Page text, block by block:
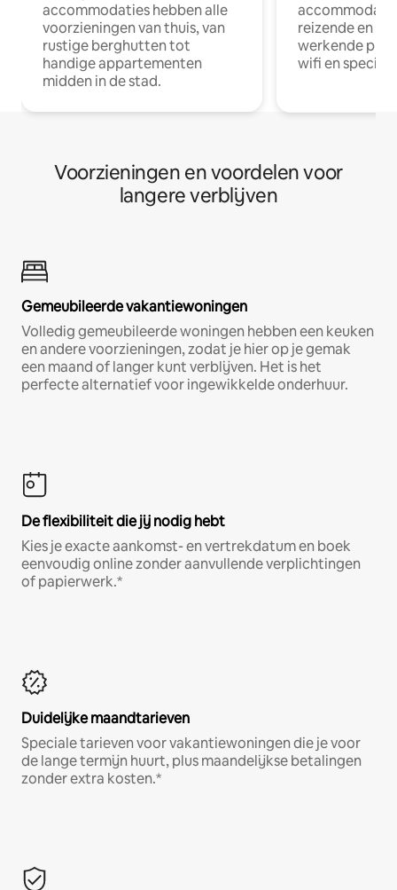
accommodaties hebben alle
voorzieningen van thuis, van
rustige berghutten tot
handige appartementen
midden in de stad.
reizende en
werkende
wifi en
Voorzieningen en voordelen voor
langere verblijven
Gemeubileerde vakantiewoningen
Volledig gemeubileerde woningen hebben een keuken
en andere voorzieningen, zodat je hier op je gemak
een maand of langer kunt verblijven. Het is het
perfecte alternatief voor ingewikkelde onderhuur.
De flexibiliteit die jij nodig hebt
Kies je exacte aankomst- en vertrekdatum en boek
eenvoudig online zonder aanvullende verplichtingen
of papierwerk.*
Duidelijke maandtarieven
Speciale tarieven voor vakantiewoningen die je voor
de lange termijn huurt, plus maandelijkse betalingen
zonder extra kosten.*